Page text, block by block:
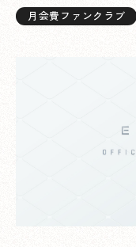
月会費ファンクラブ